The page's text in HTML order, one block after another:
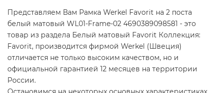
Представляем Вам Рамка Werkel Favorit на 2 поста
белый матовый WL01-Frame-02 4690389098581 - это
товар из раздела Белый матовый Favorit Коллекция:
Favorit, производится фирмой Werkel (Швеция)
отличается не только высоким качеством, но и
официальной гарантией 12 месяцев на территории
России.